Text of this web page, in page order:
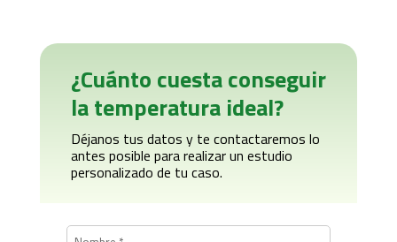
¿Cuánto cuesta conseguir
la temperatura ideal?
Déjanos tus datos y te contactaremos lo
antes posible para realizar un estudio
personalizado de tu caso.